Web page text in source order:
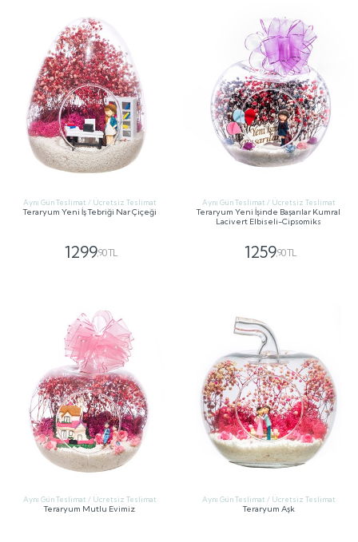
Aynı Gün Teslimat / Ücretsiz Teslimat
Teraryum Yeni İş Tebriği Nar Çiçeği
1299,90 TL
Aynı Gün Teslimat / Ücretsiz Teslimat
Teraryum Yeni İşinde Başarılar Kumral
Lacivert Elbiseli-Cipsomiks
1259,90 TL
Aynı Gün Teslimat / Ücretsiz Teslimat
Teraryum Mutlu Evimiz
Aynı Gün Teslimat / Ücretsiz Teslimat
Teraryum Aşk